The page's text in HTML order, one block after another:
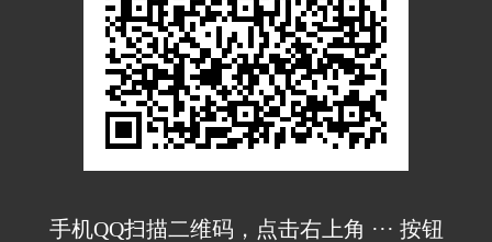
手机QQ扫描二维码，点击右上角 ··· 按钮